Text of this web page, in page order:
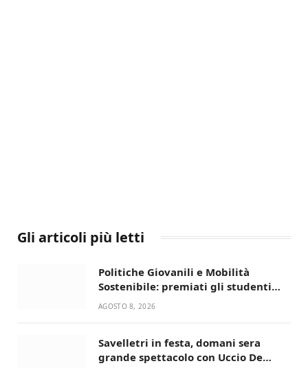
Gli articoli più letti
Politiche Giovanili e Mobilità
Sostenibile: premiati gli studenti
universitari del bando “La strada
AGOSTO 8, 2026
Savelletri in festa, domani sera
grande spettacolo con Uccio De